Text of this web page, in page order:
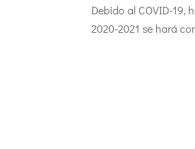
Debido al COVID-19,
2020-2021 se hará